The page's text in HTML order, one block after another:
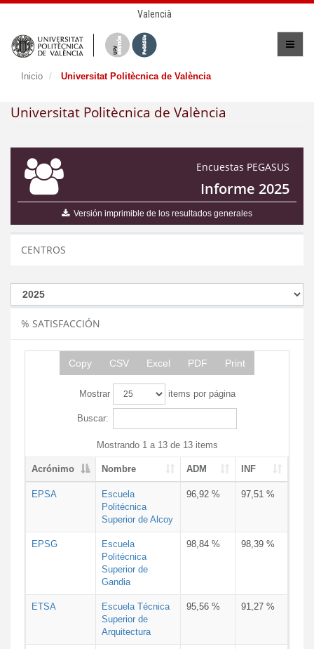
Valencià
Inicio Universitat Politècnica de València
Universitat Politècnica de València
Encuestas PEGASUS
Informe 2025
Versión imprimible de los resultados generales
CENTROS
% SATISFACCIÓN
Copy CSV Excel PDF Print
Mostrar items por página
Buscar:
Mostrando 1 a 13 de 13 items
Acrónimo Nombre ADM INF
EPSA
Escuela
Politécnica
Superior de Alcoy
96,92 % 97,51 %
EPSG
Escuela
Politécnica
Superior de
Gandia
98,84 % 98,39 %
ETSA
Escuela Técnica
Superior de
Arquitectura
95,56 % 91,27 %